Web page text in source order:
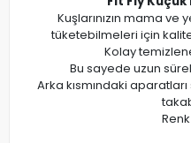
Kuşlarınızın mama ve
tüketebilmeleri için
Kolay
Bu sayede uzun
Arka kısmındaki